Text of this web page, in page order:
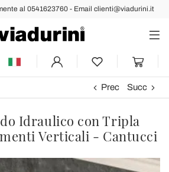
al 0541623760 - Email clienti@viadurini.it
Prec Succ
Idraulico con Tripla
Verticali - Cantucci